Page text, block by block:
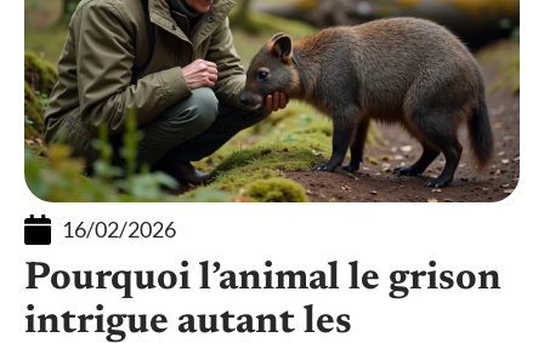
16/02/2026
Pourquoi l’animal le grison
intrigue autant les